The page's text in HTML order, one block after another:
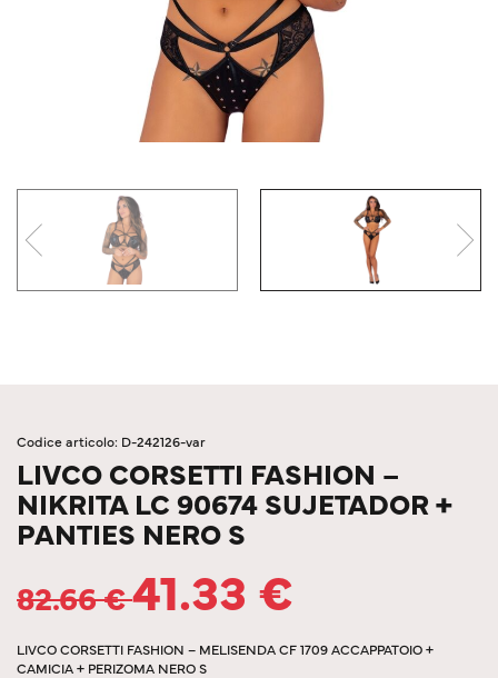
Codice articolo: D-242126-var
LIVCO CORSETTI FASHION –
NIKRITA LC 90674 SUJETADOR +
PANTIES NERO S
82.66€41.33 €
LIVCO CORSETTI FASHION – MELISENDA CF 1709 ACCAPPATOIO +
CAMICIA + PERIZOMA NERO S